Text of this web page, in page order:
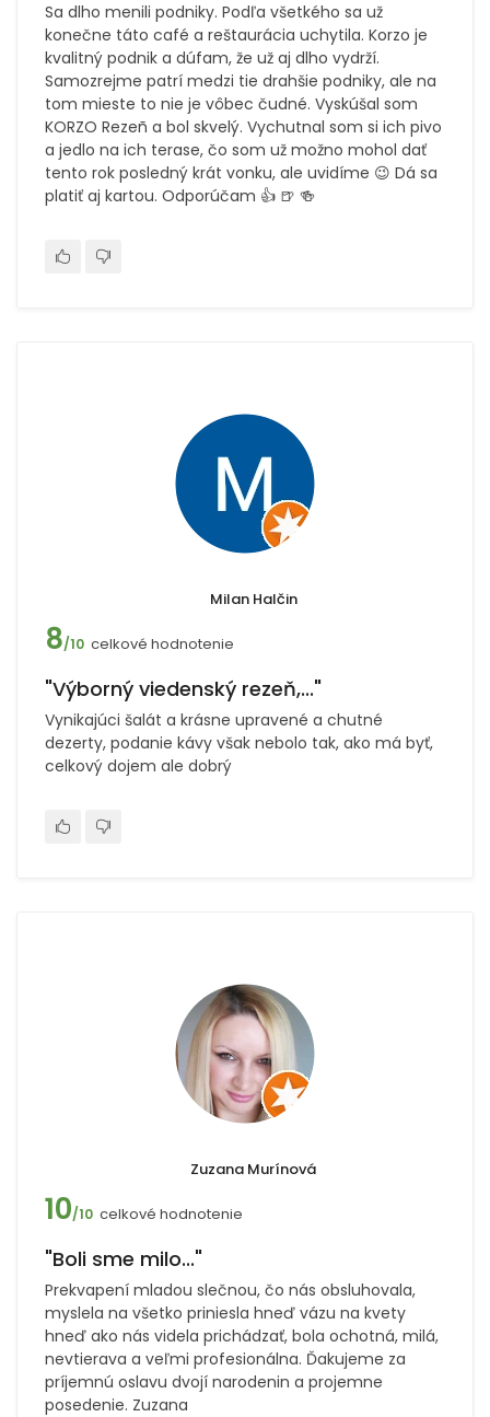
Sa dlho menili podniky. Podľa všetkého sa už
konečne táto café a reštaurácia uchytila. Korzo je
kvalitný podnik a dúfam, že už aj dlho vydrží.
Samozrejme patrí medzi tie drahšie podniky, ale na
tom mieste to nie je vôbec čudné. Vyskúšal som
KORZO Rezeñ a bol skvelý. Vychutnal som si ich pivo
a jedlo na ich terase, čo som už možno mohol dať
tento rok posledný krát vonku, ale uvidíme 😉 Dá sa
platiť aj kartou. Odporúčam 👍 🍺 🍻
Milan Halčin
8/10 celkové hodnotenie
"Výborný viedenský rezeň,..."
Vynikajúci šalát a krásne upravené a chutné
dezerty, podanie kávy však nebolo tak, ako má byť,
celkový dojem ale dobrý
Zuzana Murínová
10/10 celkové hodnotenie
"Boli sme milo..."
Prekvapení mladou slečnou, čo nás obsluhovala,
myslela na všetko priniesla hneď vázu na kvety
hneď ako nás videla prichádzať, bola ochotná, milá,
nevtierava a veľmi profesionálna. Ďakujeme za
príjemnú oslavu dvojí narodenin a projemne
posedenie. Zuzana